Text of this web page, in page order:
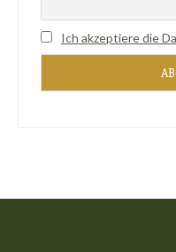
Ich akzeptiere die